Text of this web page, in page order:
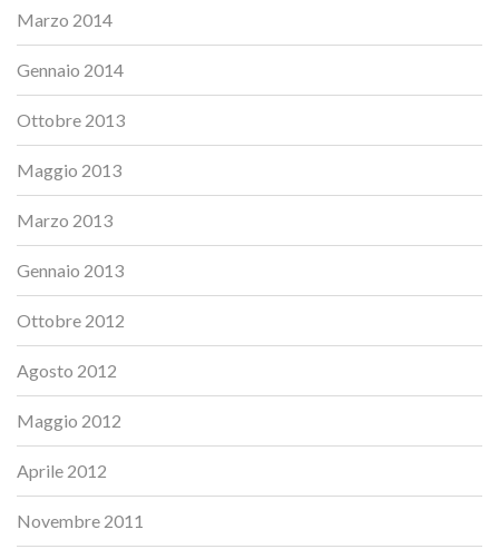
Marzo 2014
Gennaio 2014
Ottobre 2013
Maggio 2013
Marzo 2013
Gennaio 2013
Ottobre 2012
Agosto 2012
Maggio 2012
Aprile 2012
Novembre 2011